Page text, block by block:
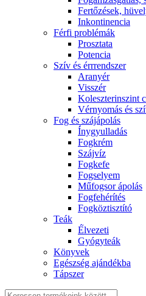
Fertőzések,
Inkontinencia
Férfi problémák
Prosztata
Potencia
Szív és érrrendszer
Aranyér
Visszér
Koleszterinszint
Vérnyomás és
Fog és szájápolás
Í́nygyulladás
Fogkrém
Szájvíz
Fogkefe
Fogselyem
Műfogsor ápolás
Fogfehérítés
Fogköztisztító
Teák
É́lvezeti
Gyógyteák
Könyvek
Egészség ajándékba
Tápszer